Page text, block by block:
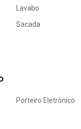
Lavabo
Sacada
Porteiro Eletrônico